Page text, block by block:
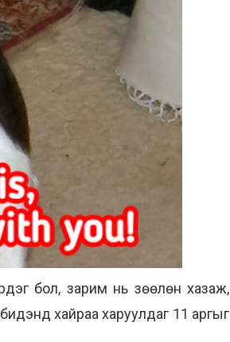
бол, зарим нь зөөлөн хазаж,
хайраа харуулдаг 11 аргыг